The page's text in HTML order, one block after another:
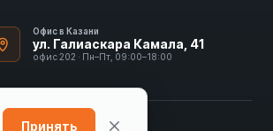
Офис в Казани
ул. Галиаскара Камала, 41
офис 202 · Пн–Пт, 09:00–18:00
Принять